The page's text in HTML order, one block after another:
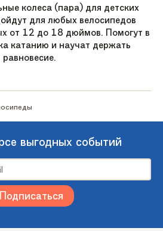
колеса (пара) для детских
для любых велосипедов
от 12 до 18 дюймов. Помогут в
катанию и научат держать
равновесие.
выгодных событий